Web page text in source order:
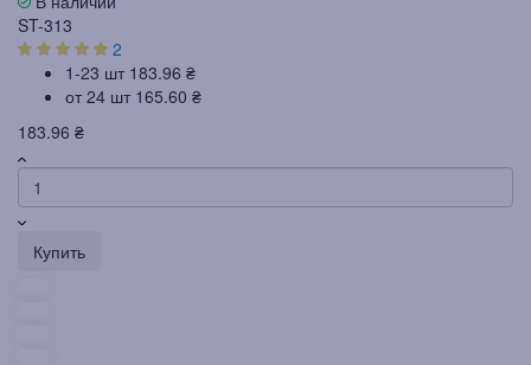
ST-313
2
1-23 шт 183.96 ₴
от 24 шт 165.60 ₴
183.96 ₴
Купить